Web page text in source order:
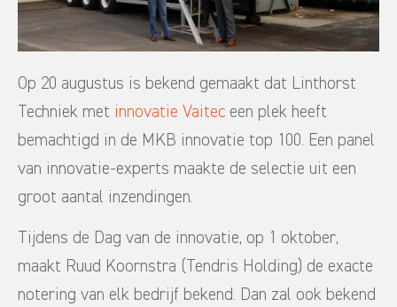
Op 20 augustus is bekend gemaakt dat Linthorst
Techniek met innovatie Vaitec een plek heeft
bemachtigd in de MKB innovatie top 100. Een panel
van innovatie-experts maakte de selectie uit een
groot aantal inzendingen.
Tijdens de Dag van de innovatie, op 1 oktober,
maakt Ruud Koornstra (Tendris Holding) de exacte
notering van elk bedrijf bekend. Dan zal ook bekend